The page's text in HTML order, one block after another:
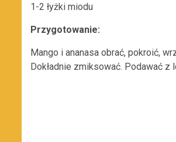
1-2 łyżki miodu
Przygotowanie:
Mango i ananasa obrać, pokroić,
Dokładnie zmiksować. Podawać z